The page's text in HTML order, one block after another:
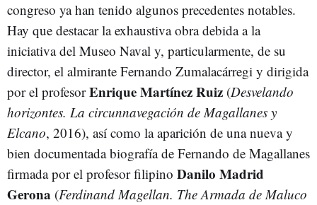
congreso ya han tenido algunos precedentes notables.
Hay que destacar la exhaustiva obra debida a la
iniciativa del Museo Naval y, particularmente, de su
director, el almirante Fernando Zumalacárregi y dirigida
por el profesorEnrique Martínez Ruiz (Desvelando
horizontes. La circunnavegación de Magallanes y
Elcano, 2016), así como la aparición de una nueva y
bien documentada biografía de Fernando de Magallanes
firmada por el profesor filipino Danilo Madrid
Gerona (Ferdinand Magellan. The Armada de Maluco